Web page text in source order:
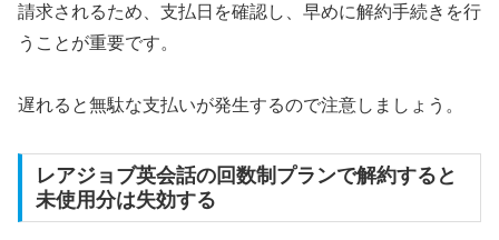
請求されるため、支払日を確認し、早めに解約手続きを行
うことが重要です。
遅れると無駄な支払いが発生するので注意しましょう。
レアジョブ英会話の回数制プランで解約すると
未使用分は失効する